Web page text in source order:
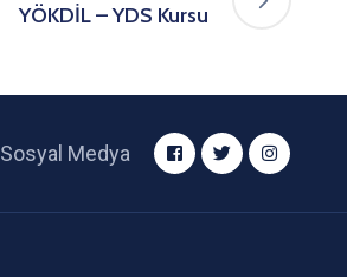
YÖKDİL – YDS Kursu
Sosyal Medya